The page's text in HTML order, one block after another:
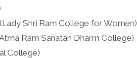
(Lady Shri Ram College for Women)
Ram Sanatan Dharm College)
College)